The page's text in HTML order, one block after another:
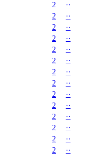
2 ··
2 ··
2 ··
2 ··
2 ··
2 ··
2 ··
2 ··
2 ··
2 ··
2 ··
2 ··
2 ··
2 ··